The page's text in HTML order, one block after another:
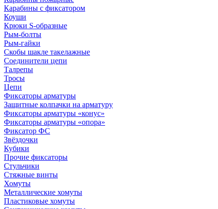
Карабины с фиксатором
Коуши
Крюки S-образные
Рым-болты
Рым-гайки
Скобы шакле такелажные
Соединители цепи
Талрепы
Тросы
Цепи
Фиксаторы арматуры
Защитные колпачки на арматуру
Фиксаторы арматуры «конус»
Фиксаторы арматуры «опора»
Фиксатор ФС
Звёздочки
Кубики
Прочие фиксаторы
Стульчики
Стяжные винты
Хомуты
Металлические хомуты
Пластиковые хомуты